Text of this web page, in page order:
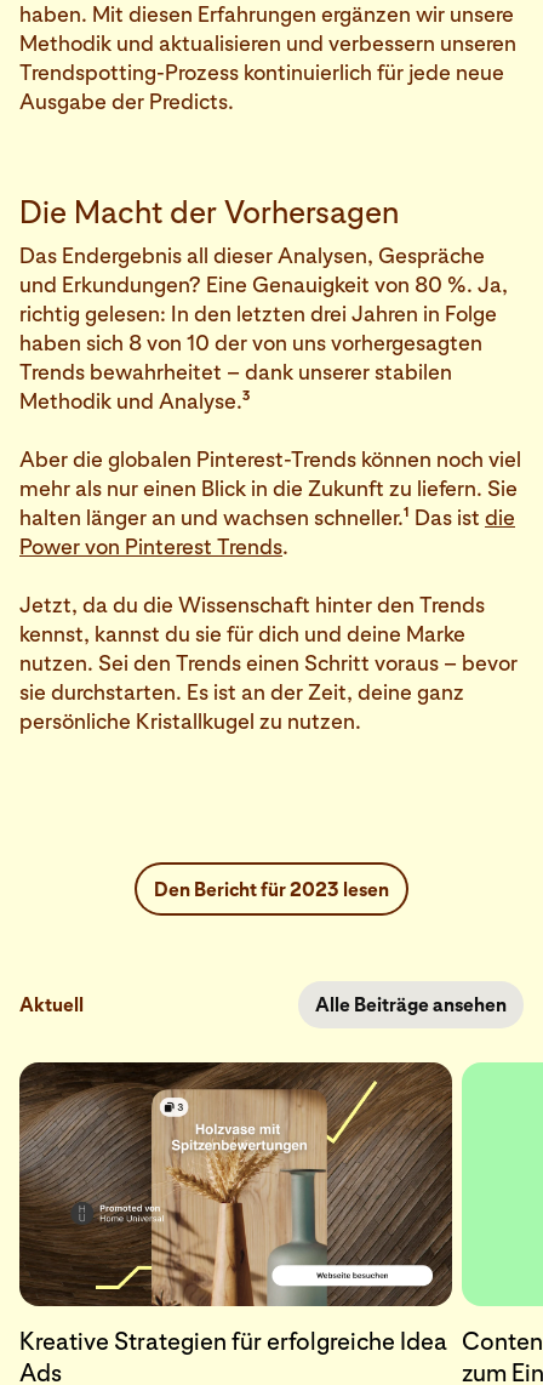
haben. Mit diesen Erfahrungen ergänzen wir unsere
Methodik und aktualisieren und verbessern unseren
Trendspotting-Prozess kontinuierlich für jede neue
Ausgabe der Predicts.
Die Macht der Vorhersagen
Das Endergebnis all dieser Analysen, Gespräche
und Erkundungen? Eine Genauigkeit von 80 %. Ja,
richtig gelesen: In den letzten drei Jahren in Folge
haben sich 8 von 10 der von uns vorhergesagten
Trends bewahrheitet – dank unserer stabilen
Methodik und Analyse.3
Aber die globalen Pinterest-Trends können noch viel
mehr als nur einen Blick in die Zukunft zu liefern. Sie
halten länger an und wachsen schneller.1 Das ist die
Power von Pinterest Trends.
Jetzt, da du die Wissenschaft hinter den Trends
kennst, kannst du sie für dich und deine Marke
nutzen. Sei den Trends einen Schritt voraus – bevor
sie durchstarten. Es ist an der Zeit, deine ganz
persönliche Kristallkugel zu nutzen.
Den Bericht für 2023 lesen
Aktuell Alle Beiträge ansehen
Kreative Strategien für erfolgreiche Idea
Ads
zum